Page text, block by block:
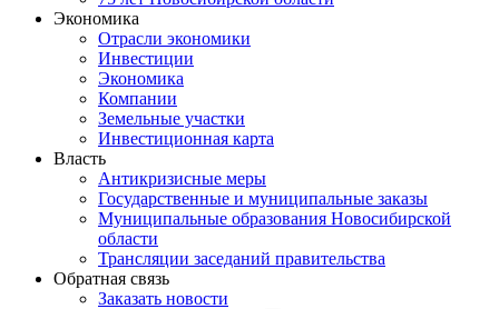
Экономика
Отрасли экономики
Инвестиции
Экономика
Компании
Земельные участки
Инвестиционная карта
Власть
Антикризисные меры
Государственные и муниципальные заказы
Муниципальные образования Новосибирской
области
Трансляции заседаний правительства
Обратная связь
Заказать новости